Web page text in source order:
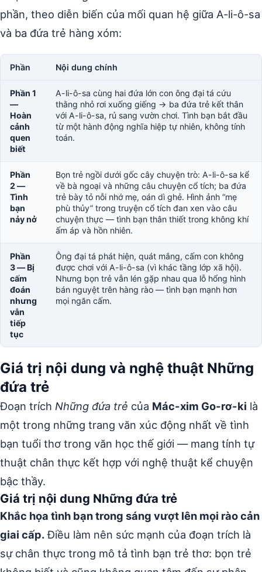
phần, theo diễn biến của mối quan hệ giữa A-li-ô-sa
và ba đứa trẻ hàng xóm:
Phần Nội dung chính
Phần 1
—
Hoàn
cảnh
quen
biết
A-li-ô-sa cùng hai đứa lớn con ông đại tá cứu
thằng nhỏ rơi xuống giếng → ba đứa trẻ kết thân
với A-li-ô-sa, rủ sang vườn chơi. Tình bạn bắt đầu
từ một hành động nghĩa hiệp tự nhiên, không tính
toán.
Phần
2 —
Tình
bạn
nảy nở
Bọn trẻ ngồi dưới gốc cây chuyện trò: A-li-ô-sa kể
về bà ngoại và những câu chuyện cổ tích; ba đứa
trẻ bày tỏ nỗi nhớ mẹ, oán dì ghẻ. Hình ảnh “mẹ
phù thủy” trong truyện cổ tích đan xen vào câu
chuyện thực — tình bạn thân thiết trong không khí
ấm áp và hồn nhiên.
Phần
3 — Bị
cấm
đoán
nhưng
vẫn
tiếp
tục
Ông đại tá phát hiện, quát mắng, cấm con không
được chơi với A-li-ô-sa (vì khác tầng lớp xã hội).
Nhưng bọn trẻ vẫn lén gặp nhau qua lỗ hổng hình
bán nguyệt trên hàng rào — tình bạn mạnh hơn
mọi ngăn cấm.
Giá trị nội dung và nghệ thuật Những
đứa trẻ
Đoạn trích Những đứa trẻ của Mác-xim Go-rơ-ki là
một trong những trang văn xúc động nhất về tình
bạn tuổi thơ trong văn học thế giới — mang tính tự
thuật chân thực kết hợp với nghệ thuật kể chuyện
bậc thầy.
Giá trị nội dung Những đứa trẻ
Khắc họa tình bạn trong sáng vượt lên mọi rào cản
giai cấp.Điều làm nên sức mạnh của đoạn trích là
sự chân thực trong mô tả tình bạn trẻ thơ: bọn trẻ